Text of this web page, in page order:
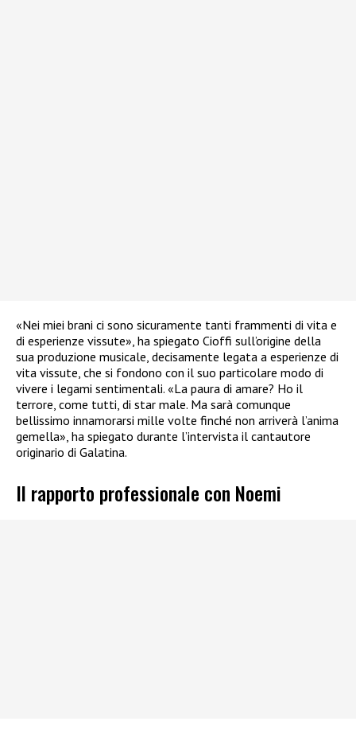
«Nei miei brani ci sono sicuramente tanti frammenti di vita e
di esperienze vissute», ha spiegato Cioffi sull’origine della
sua produzione musicale, decisamente legata a esperienze di
vita vissute, che si fondono con il suo particolare modo di
vivere i legami sentimentali. «La paura di amare? Ho il
terrore, come tutti, di star male. Ma sarà comunque
bellissimo innamorarsi mille volte finché non arriverà l’anima
gemella», ha spiegato durante l’intervista il cantautore
originario di Galatina.
Il rapporto professionale con Noemi